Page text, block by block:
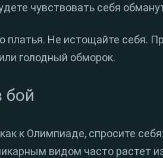
чувствовать себя
платья. Не истощайте себя.
голодный обморок.
бой
к Олимпиаде, спросите себя:
видом часто растет